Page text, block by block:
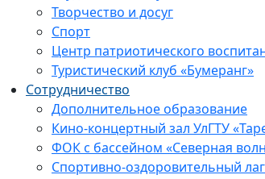
Творчество и досуг
Спорт
Центр патриотического
Туристический клуб «Бумеранг»
Сотрудничество
Дополнительное образование
Кино-концертный зал УлГТУ
ФОК с бассейном «Северная
Спортивно-оздоровительный